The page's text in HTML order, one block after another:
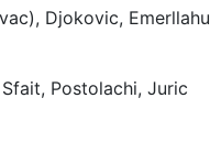
Djokovic,
Postolachi, Juric